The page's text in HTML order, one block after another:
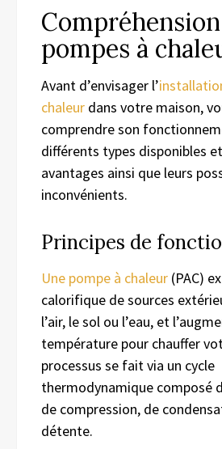
pompes à
Avant d’envisager l’
chaleur dans votre maison,
comprendre son
différents types disponibles
avantages ainsi que leurs
inconvénients.
Principes de
Une pompe à chaleur (PAC)
calorifique de sources
l’air, le sol ou l’eau, et
température pour chauffer
processus se fait via un cycle
thermodynamique composé
de compression, de
détente.